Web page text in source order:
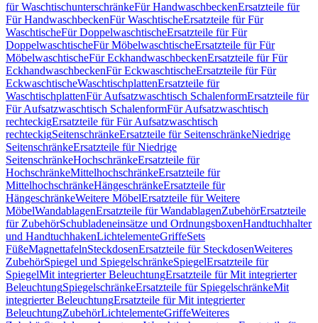
für WaschtischunterschränkeFür HandwaschbeckenErsatzteile für
Für HandwaschbeckenFür WaschtischeErsatzteile für Für
WaschtischeFür DoppelwaschtischeErsatzteile für Für
DoppelwaschtischeFür MöbelwaschtischeErsatzteile für Für
MöbelwaschtischeFür EckhandwaschbeckenErsatzteile für Für
EckhandwaschbeckenFür EckwaschtischeErsatzteile für Für
EckwaschtischeWaschtischplattenErsatzteile für
WaschtischplattenFür Aufsatzwaschtisch SchalenformErsatzteile für
Für Aufsatzwaschtisch SchalenformFür Aufsatzwaschtisch
rechteckigErsatzteile für Für Aufsatzwaschtisch
rechteckigSeitenschränkeErsatzteile für SeitenschränkeNiedrige
SeitenschränkeErsatzteile für Niedrige
SeitenschränkeHochschränkeErsatzteile für
HochschränkeMittelhochschränkeErsatzteile für
MittelhochschränkeHängeschränkeErsatzteile für
HängeschränkeWeitere MöbelErsatzteile für Weitere
MöbelWandablagenErsatzteile für WandablagenZubehörErsatzteile
für ZubehörSchubladeneinsätze und OrdnungsboxenHandtuchhalter
und HandtuchhakenLichtelementeGriffeSets
FüßeMagnettafelnSteckdosenErsatzteile für SteckdosenWeiteres
ZubehörSpiegel und SpiegelschränkeSpiegelErsatzteile für
SpiegelMit integrierter BeleuchtungErsatzteile für Mit integrierter
BeleuchtungSpiegelschränkeErsatzteile für SpiegelschränkeMit
integrierter BeleuchtungErsatzteile für Mit integrierter
BeleuchtungZubehörLichtelementeGriffeWeiteres